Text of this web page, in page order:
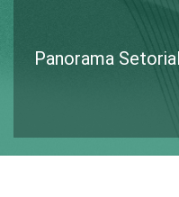
Panorama Setorial